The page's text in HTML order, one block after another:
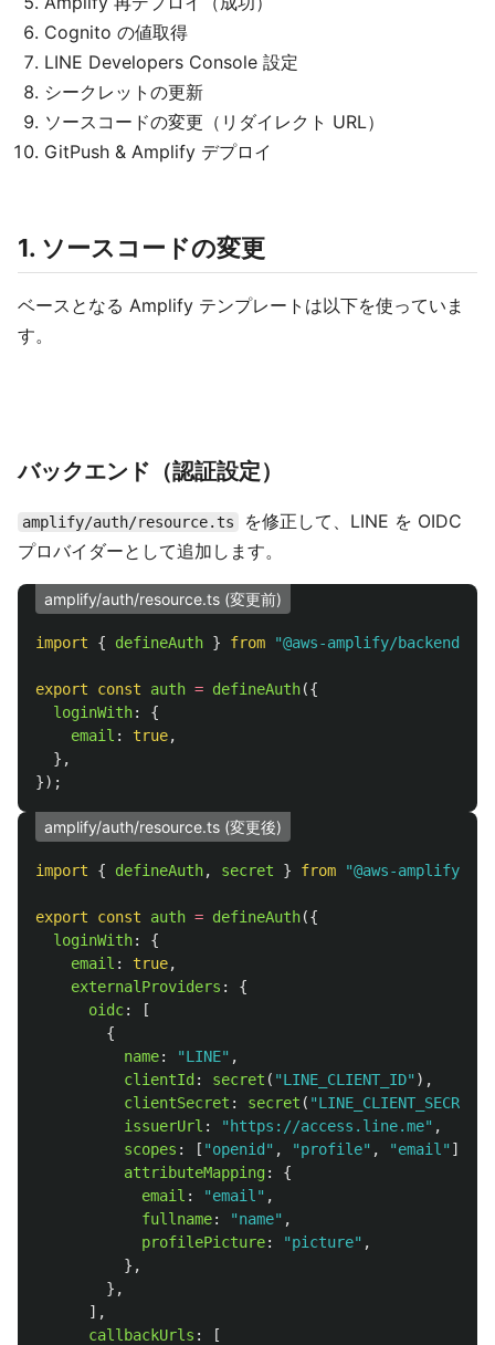
Cognito の値取得
LINE Developers Console 設定
シークレットの更新
ソースコードの変更（リダイレクト URL）
GitPush & Amplify デプロイ
1. ソースコードの変更
ベースとなる Amplify テンプレートは以下を使っていま
す。
バックエンド（認証設定）
amplify/auth/resource.ts
を修正して、LINE を OIDC
プロバイダーとして追加します。
amplify/auth/resource.ts (変更前)
import { defineAuth } from "@aws-amplify/backend
export const auth = defineAuth({
loginWith:
{
email : true,
},
});
amplify/auth/resource.ts (変更後)
import { defineAuth, secret } from "@aws-amplify/
export const auth = defineAuth({
loginWith:
{
email : true,
externalProviders :
{
oidc:
[
{
name: "LINE" ,
clientId : secret ( "LINE_CLIENT_ID" ),
clientSecret : secret ( "LINE_CLIENT_SECRET
issuerUrl : " https://access.line.me" ,
scopes : [ "openid " , "profile" , "email " ],
attributeMapping:
{
email : "email " ,
fullname: "name" ,
profilePicture: "picture" ,
},
},
],
callbackUrls :
[